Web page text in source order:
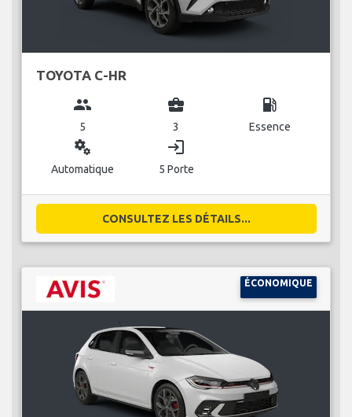
TOYOTA C-HR
group
5
business_center
3
local_gas_station
Essence
miscellaneous_services
Automatique
login
5 Porte
CONSULTEZ LES DÉTAILS...
ÉCONOMIQUE